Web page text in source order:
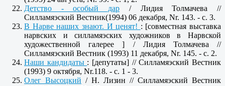
Детство - особый дар / Лидия Толмачева //
Силламяэский Вестник(1994) 06 декабря, Nr. 143. - c. 3.
В Нарве наших знают. И ценят! : [совместная выставка
нарвских и силламяэских художников в Нарвской
художественной галерее ] / Лидия Толмачева //
Силламяэский Вестник (1993) 11 декабря, Nr. 145. - c. 2.
Наши кандидаты : [депутаты] // Силламяэский Вестник
(1993) 9 октября, Nr.118. - с. 1 - 3.
Олег Высоцкий / Н. Лизин // Силламяэский Вестник